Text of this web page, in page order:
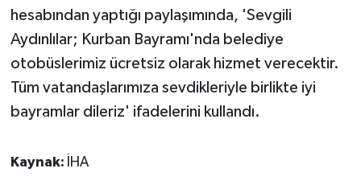
hesabından yaptığı paylaşımında, 'Sevgili
Aydınlılar; Kurban Bayramı'nda belediye
otobüslerimiz ücretsiz olarak hizmet verecektir.
Tüm vatandaşlarımıza sevdikleriyle birlikte iyi
bayramlar dileriz' ifadelerini kullandı.
Kaynak: İHA